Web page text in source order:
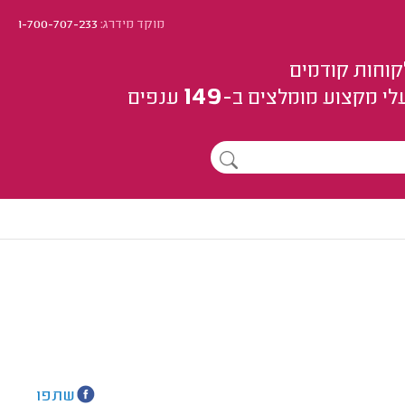
מוקד מידרג:1-700-707-233
קודמים
מקצוע מומלצים ב-149 ענפים
שתפו